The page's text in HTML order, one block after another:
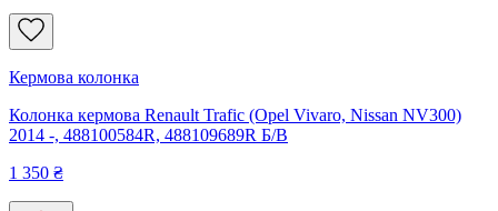
Кермова колонка
Колонка кермова Renault Trafic (Opel Vivaro, Nissan NV300)
2014 -, 488100584R, 488109689R Б/В
1 350 ₴